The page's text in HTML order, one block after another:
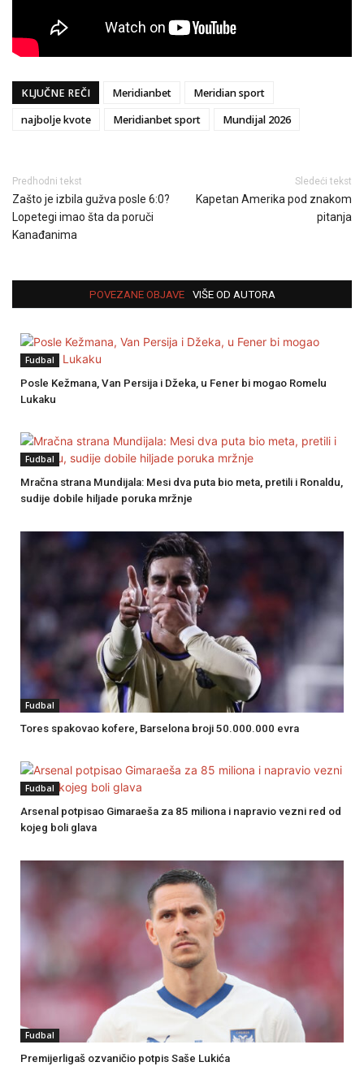
KLJUČNE REČI Meridianbet
Meridian sport
najbolje kvote
Meridianbet sport Mundijal 2026
Predhodni tekst
Zašto je izbila gužva posle 6:0?
Lopetegi imao šta da poruči
Kanađanima
Sledeći tekst
Kapetan Amerika pod znakom
pitanja
POVEZANE OBJAVE VIŠE OD AUTORA
Fudbal
Posle Kežmana, Van Persija i Džeka, u Fener bi mogao Romelu
Lukaku
Fudbal
Mračna strana Mundijala: Mesi dva puta bio meta, pretili i Ronaldu,
sudije dobile hiljade poruka mržnje
Fudbal
Tores spakovao kofere, Barselona broji 50.000.000 evra
Fudbal
Arsenal potpisao Gimaraeša za 85 miliona i napravio vezni red od
kojeg boli glava
Fudbal
Premijerligaš ozvaničio potpis Saše Lukića